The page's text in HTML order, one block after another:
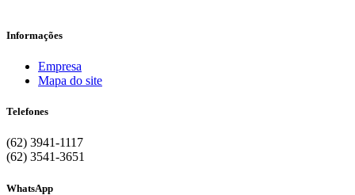
Informações
Empresa
Mapa do site
Telefones
(62) 3941-1117
(62) 3541-3651
WhatsApp